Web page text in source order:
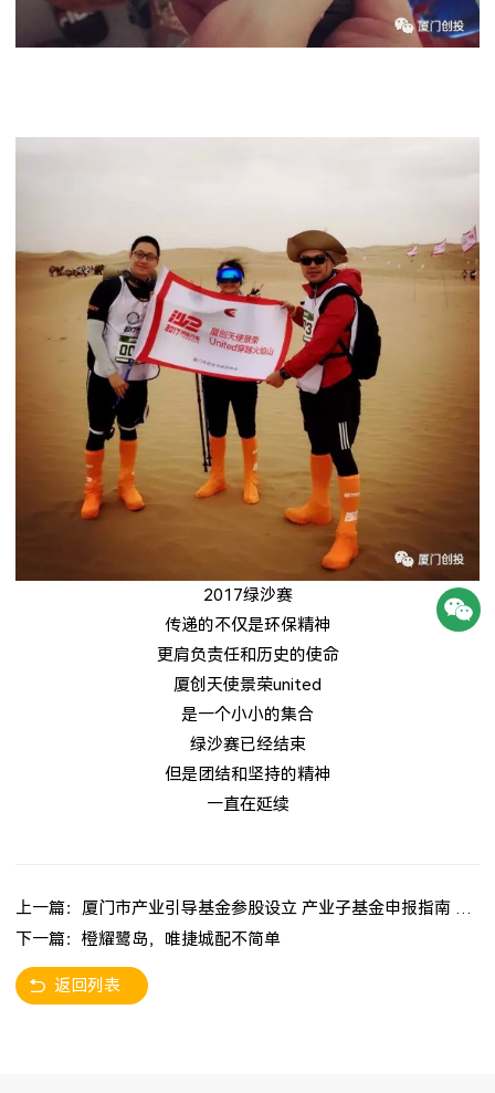
2017绿沙赛
传递的不仅是环保精神
更肩负责任和历史的使命
厦创天使景荣united
是一个小小的集合
绿沙赛已经结束
但是团结和坚持的精神
一直在延续
上一篇：厦门市产业引导基金参股设立 产业子基金申报指南 （2017年度）
返回列表
下一篇：橙耀鹭岛，唯捷城配不简单